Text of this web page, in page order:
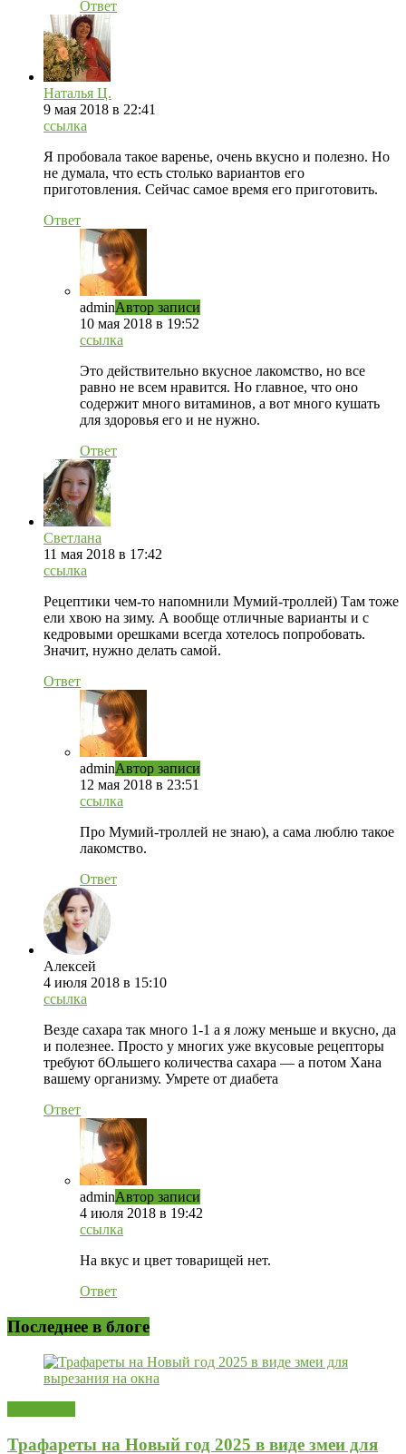
Ответ
Наталья Ц.
9 мая 2018 в 22:41
ссылка
Я пробовала такое варенье, очень вкусно и полезно. Но
не думала, что есть столько вариантов его
приготовления. Сейчас самое время его приготовить.
Ответ
adminАвтор записи
10 мая 2018 в 19:52
ссылка
Это действительно вкусное лакомство, но все
равно не всем нравится. Но главное, что оно
содержит много витаминов, а вот много кушать
для здоровья его и не нужно.
Ответ
Светлана
11 мая 2018 в 17:42
ссылка
Рецептики чем-то напомнили Мумий-троллей) Там тоже
ели хвою на зиму. А вообще отличные варианты и с
кедровыми орешками всегда хотелось попробовать.
Значит, нужно делать самой.
Ответ
adminАвтор записи
12 мая 2018 в 23:51
ссылка
Про Мумий-троллей не знаю), а сама люблю такое
лакомство.
Ответ
Алексей
4 июля 2018 в 15:10
ссылка
Везде сахара так много 1-1 а я ложу меньше и вкусно, да
и полезнее. Просто у многих уже вкусовые рецепторы
требуют бОльшего количества сахара — а потом Хана
вашему организму. Умрете от диабета
Ответ
adminАвтор записи
4 июля 2018 в 19:42
ссылка
На вкус и цвет товарищей нет.
Ответ
Последнее в блоге
Трафареты на Новый год 2025 в виде змеи для